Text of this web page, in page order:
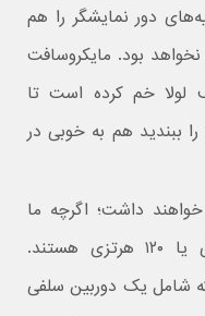
دور نمایشگر را هم
بود. مایکروسافت
لولا خم کرده است تا
ببندید هم به خوبی در
داشت؛ اگرچه ما
مطمئن نیستیم که آن‌ها ۹۰ هرتزی یا ۱۲۰ هرتزی هستند.
دارد که شامل یک دوربین سلفی